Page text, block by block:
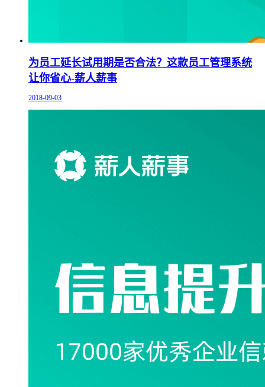
为员工延长试用期是否合法？这款员工管理系统
让你省心-薪人薪事
2018-09-03